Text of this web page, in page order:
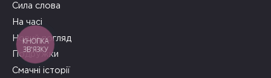
Сила слова
На часі
Новий погляд
Подружки
Смачні історії
КНОПКА
ЗВ'ЯЗКУ